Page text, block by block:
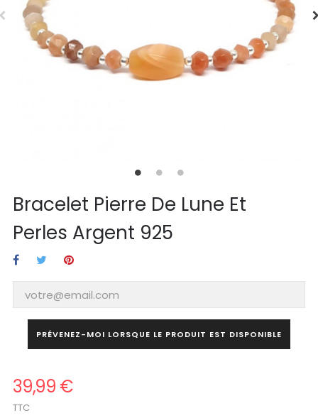
Bracelet Pierre De Lune Et
Perles Argent 925
PRÉVENEZ-MOI LORSQUE LE PRODUIT EST DISPONIBLE
39,99 €
TTC